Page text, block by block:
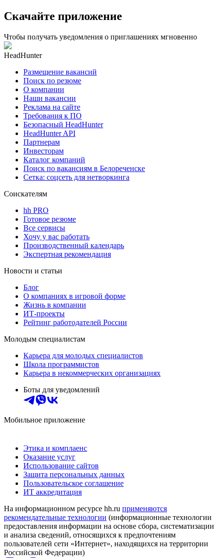
Скачайте приложение
Чтобы получать уведомления о приглашениях мгновенно
HeadHunter
Размещение вакансий
Поиск по резюме
О компании
Наши вакансии
Реклама на сайте
Требования к ПО
Безопасный HeadHunter
HeadHunter API
Партнерам
Инвесторам
Каталог компаний
Поиск по вакансиям в Белореченске
Сетка: соцсеть для нетворкинга
Соискателям
hh PRO
Готовое резюме
Все сервисы
Хочу у вас работать
Производственный календарь
Экспертная рекомендация
Новости и статьи
Блог
О компаниях в игровой форме
Жизнь в компании
ИТ-проекты
Рейтинг работодателей России
Молодым специалистам
Карьера для молодых специалистов
Школа программистов
Карьера в некоммерческих организациях
Боты для уведомлений
Мобильное приложение
Этика и комплаенс
Оказание услуг
Использование сайтов
Защита персональных данных
Пользовательское соглашение
ИТ аккредитация
На информационном ресурсе hh.ru применяются
рекомендательные технологии (информационные технологии
предоставления информации на основе сбора, систематизации
и анализа сведений, относящихся к предпочтениям
пользователей сети «Интернет», находящихся на территории
Российской Федерации)